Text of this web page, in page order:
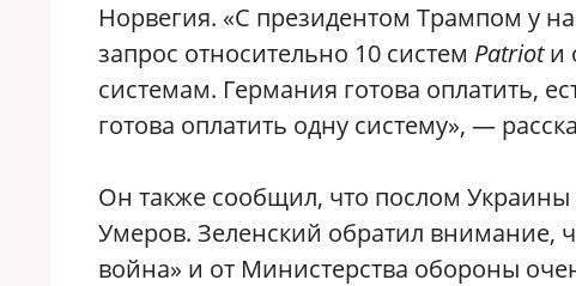
Норвегия. «С президентом Трампом у
запрос относительно 10 систем Patriotи
системам. Германия готова оплатить,
готова оплатить одну систему», —
Он также сообщил, что послом
Умеров. Зеленский обратил внимание,
война» и от Министерства обороны